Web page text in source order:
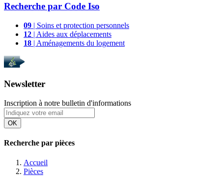
Recherche par Code Iso
09 | Soins et protection personnels
12 | Aides aux déplacements
18 | Aménagements du logement
Newsletter
Inscription à notre bulletin d'informations
OK
Recherche par pièces
Accueil
Pièces